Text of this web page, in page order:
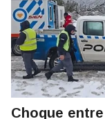
Choque